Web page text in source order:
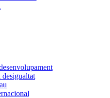
desigualtat